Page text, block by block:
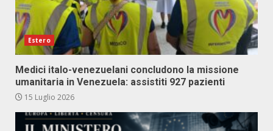
Estero
Medici italo-venezuelani concludono la missione
umanitaria in Venezuela: assistiti 927 pazienti
15 Luglio 2026